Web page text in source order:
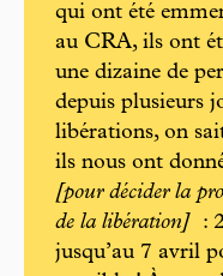
qui ont été
au CRA, ils ont
une dizaine de
depuis plusieurs
libérations, on
ils nous ont
[pour décider la
de la libération]
:
jusqu’au 7 avril